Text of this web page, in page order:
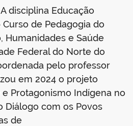
disciplina Educação
de Pedagogia do
Humanidades e Saúde
Federal do Norte do
pelo professor
em 2024 o projeto
e Protagonismo Indígena no
Diálogo com os Povos
de